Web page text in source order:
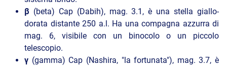
β (beta) Cap (Dabih), mag. 3.1, è una stella giallo-
dorata distante 250 a.l. Ha una compagna azzurra di
mag. 6, visibile con un binocolo o un piccolo
telescopio.
γ (gamma) Cap (Nashira, "la fortunata"), mag. 3.7, è